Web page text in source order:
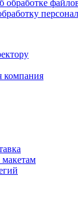
СДЭК — в пункт
кратчайшие сроки!
обработке
компания
макетам